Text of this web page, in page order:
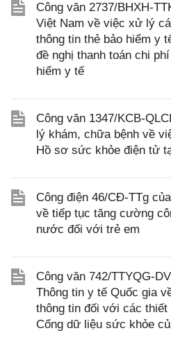
Công văn 2737/BHXH-
Việt Nam về việc xử lý
thông tin thẻ bảo hiểm y
đề nghị thanh toán chi
hiểm y tế
Công văn 1347/KCB-
lý khám, chữa bệnh về
Hồ sơ sức khỏe điện tử
Công điện 46/CĐ-TTg
về tiếp tục tăng cường
nước đối với trẻ em
Công văn 742/TTYQG-
Thông tin y tế Quốc gia
thông tin đối với các
Cổng dữ liệu sức khỏe